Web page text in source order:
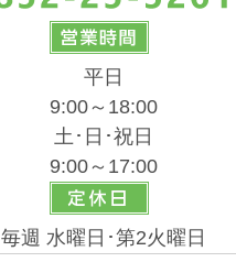
平日
9:00～18:00
土･日･祝日
9:00～17:00
毎週 水曜日･第2火曜日